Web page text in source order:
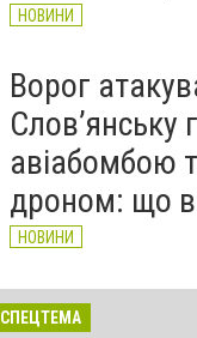
НОВИНИ
Ворог
Слов’янську
авіабомбою
дроном: що
НОВИНИ
СПЕЦТЕМА